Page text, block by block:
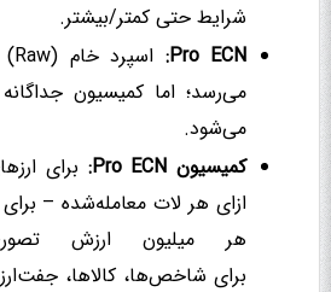
شرایط حتی کمتر/بیشتر.
Pro ECN:
می‌رسد؛ اما کمیسیون
می‌شود.
کمیسیون Pro ECN:
هر میلیون ارزش